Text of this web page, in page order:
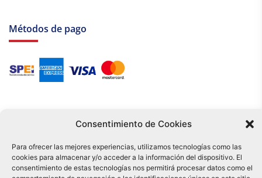
Consentimiento de Cookies
Para ofrecer las mejores experiencias, utilizamos tecnologías como las
cookies para almacenar y/o acceder a la información del dispositivo. El
consentimiento de estas tecnologías nos permitirá procesar datos como el
Métodos de pago
Tu compra es respaldada por nuestro certificado SSL y operada bajo las
mejores prácticas de seguridad.